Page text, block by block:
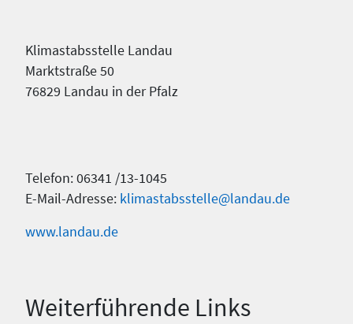
Klimastabsstelle Landau
Marktstraße 50
76829 Landau in der Pfalz
Telefon: 06341 /13-1045
E-Mail-Adresse: klimastabsstelle@landau.de
www.landau.de
Weiterführende Links